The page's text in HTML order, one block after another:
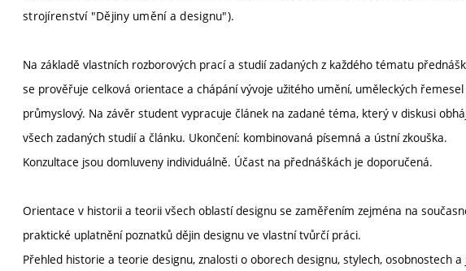
strojírenství "Dějiny umění a designu").
Na základě vlastních rozborových prací a studií zadaných z každého tématu
se prověřuje celková orientace a chápání vývoje užitého umění, uměleckých
průmyslový. Na závěr student vypracuje článek na zadané téma, který v diskusi
všech zadaných studií a článku. Ukončení: kombinovaná písemná a ústní zkouška.
Konzultace jsou domluveny individuálně. Účast na přednáškách je doporučená.
Orientace v historii a teorii všech oblastí designu se zaměřením zejména na
praktické uplatnění poznatků dějin designu ve vlastní tvůrčí práci.
Přehled historie a teorie designu, znalosti o oborech designu, stylech, osobnostech